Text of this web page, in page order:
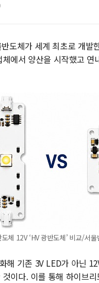
도체가 세계 최초로 개
에서 양산을 시작했고
체 12V ‘HV 광반도체’ 비교/서울
해 기존 3V LED가 아닌
이다. 이를 통해 하이브